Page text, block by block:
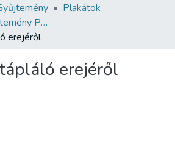
Plakátok
A Budapest Gyűjtemény Plakáttárának plakátjai
erejéről
erejéről